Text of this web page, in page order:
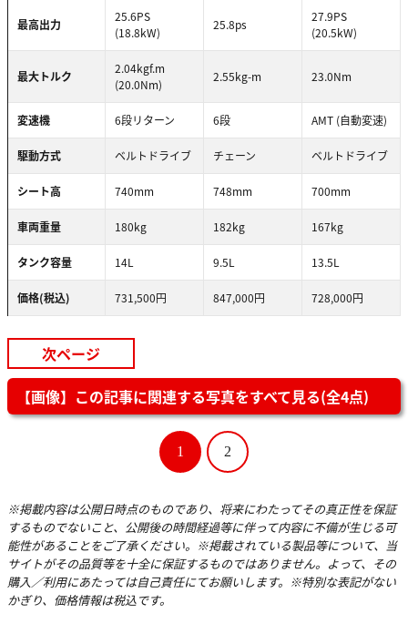
最高出力
25.6PS
(18.8kW)
25.8ps
27.9PS
(20.5kW)
最大トルク
2.04kgf.m
(20.0Nm)
2.55kg-m 23.0Nm
変速機 6段リターン 6段 AMT (自動変速)
駆動方式 ベルトドライブ チェーン ベルトドライブ
シート高 740mm 748mm 700mm
車両重量 180kg 182kg 167kg
タンク容量 14L 9.5L 13.5L
価格(税込) 731,500円 847,000円 728,000円
次ページ
【画像】この記事に関連する写真をすべて見る(全4点)
1 2
※掲載内容は公開日時点のものであり、将来にわたってその真正性を保証
するものでないこと、公開後の時間経過等に伴って内容に不備が生じる可
能性があることをご了承ください。※掲載されている製品等について、当
サイトがその品質等を十全に保証するものではありません。よって、その
購入／利用にあたっては自己責任にてお願いします。※特別な表記がない
かぎり、価格情報は税込です。